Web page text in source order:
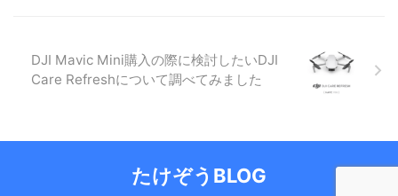
DJI Mavic Mini購入の際に検討したいDJI
Care Refreshについて調べてみました
たけぞうBLOG